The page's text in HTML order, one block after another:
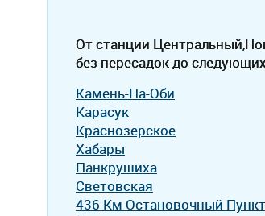
От станции
без пересадок до
Камень-На-Оби
Карасук
Краснозерское
Хабары
Панкрушиха
Световская
436 Км Остановочный